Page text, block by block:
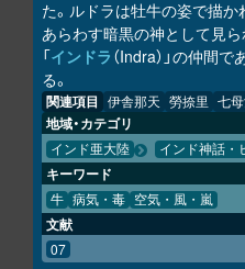
た。ルドラは牡牛の姿で描か
あらわす暗黒の神として見
「インドラ （Indra）」の仲間
る。
関連項目 伊舎那天 勞捺里 七
地域・カテゴリ
インド亜大陸 インド神話・
キーワード
牛 病気・毒 空気・風・嵐
文献
07